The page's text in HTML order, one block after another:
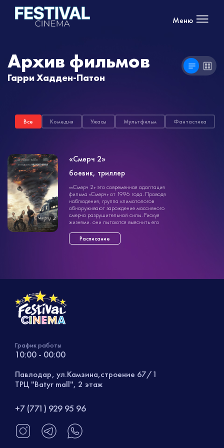
Меню
Архив фильмов
Гарри Хадден-Патон
Все Комедия Ужасы Мультфильм Фантастика
боевик
1ч. 57мин.
14+
«Смерч 2»
боевик, триллер
««Смерч 2» это современная адаптация
фильма «Смерч» от 1996 года. Проводя
наблюдения, группа климатологов
обнаруживают зарождение массивного
смерча разрушительной силы. Рискуя
жизнями, они пытаются выяснить его
разруш ...»Расписание
График работы
10:00 - 00:00
Павлодар, ул.Камзина,строение 67/1
ТРЦ "Batyr mall", 2 этаж
+7 (771) 929 95 96